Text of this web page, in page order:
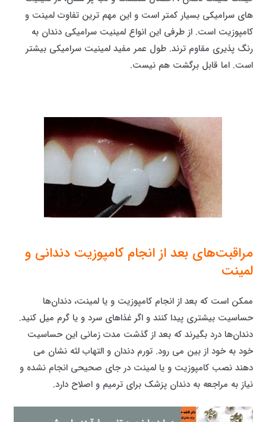
های سرامیکی بسیار کمتر است و این مهم ترین تفاوت لمینت و
کامپوزیت است. از طرفی این انواع لمینیت سرامیکی دندان به
رنگ پذیری مقاوم ترند. طول عمر مفید لمینیت سرامیکی بیشتر
است. اما قابل برگشت هم نیست.
مراقبت‌های بعد از انجام کامپوزیت دندانی و
لمینت
ممکن است که بعد از انجام کامپوزیت و یا لمینت، دندان‌ها
حساسیت بیشتری پیدا کنند و اگر غذاهای سرد و یا گرم میل کنید.
دندان‌ها درد بگیرند که بعد از گذشت مدت زمانی این حساسیت
خود به خود از بین می رود. تورم دندان و التهاب لثه نشان می
‌دهند نصب کامپوزیت و یا لمینت در جای صحیحی انجام نشده و
نیاز به مراجعه به دندان پزشک برای ترمیم و اصلاح دارد.